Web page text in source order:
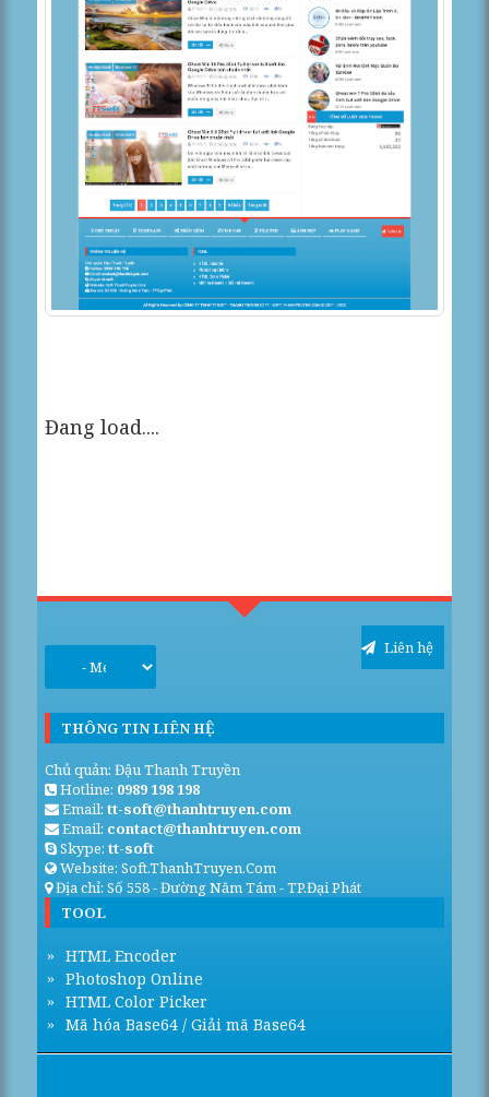
Đang load....
Liên hệ
THÔNG TIN LIÊN HỆ
Chủ quản: Đậu Thanh Truyền
Hotline: 0989 198 198
Email:tt-soft@thanhtruyen.com
Email: contact@thanhtruyen.com
Skype:tt-soft
Website: Soft.ThanhTruyen.Com
Địa chỉ: Số 558 - Đường Năm Tám - TP.Đại Phát
TOOL
HTML Encoder
Photoshop Online
HTML Color Picker
Mã hóa Base64 / Giải mã Base64